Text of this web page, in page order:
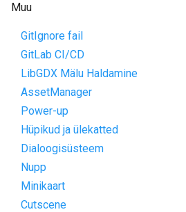
Muu
GitIgnore fail
GitLab CI/CD
LibGDX Mälu Haldamine
AssetManager
Power-up
Hüpikud ja ülekatted
Dialoogisüsteem
Nupp
Minikaart
Cutscene